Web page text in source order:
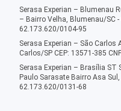
Serasa Experian – Blumenau
– Bairro Velha, Blumenau/SC -
62.173.620/0104-95
Serasa Experian – São Carlos
Carlos/SP CEP: 13571-385
Serasa Experian – Brasília ST
Paulo Sarasate Bairro Asa
62.173.620/0131-68